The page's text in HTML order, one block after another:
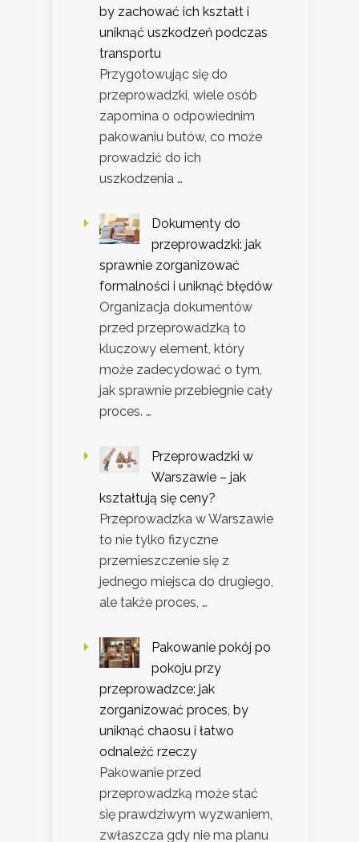
by zachować ich kształt i
uniknąć uszkodzeń podczas
transportu
Przygotowując się do
przeprowadzki, wiele osób
zapomina o odpowiednim
pakowaniu butów, co może
prowadzić do ich
uszkodzenia …
Dokumenty do
przeprowadzki: jak
sprawnie zorganizować
formalności i uniknąć błędów
Organizacja dokumentów
przed przeprowadzką to
kluczowy element, który
może zadecydować o tym,
jak sprawnie przebiegnie cały
proces. …
Przeprowadzki w
Warszawie – jak
kształtują się ceny?
Przeprowadzka w Warszawie
to nie tylko fizyczne
przemieszczenie się z
jednego miejsca do drugiego,
ale także proces, …
Pakowanie pokój po
pokoju przy
przeprowadzce: jak
zorganizować proces, by
uniknąć chaosu i łatwo
odnaleźć rzeczy
Pakowanie przed
przeprowadzką może stać
się prawdziwym wyzwaniem,
zwłaszcza gdy nie ma planu